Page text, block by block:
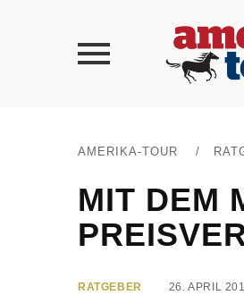
AMERIKA-TOUR /
MIT DEM
RATGEBER 26. APRIL